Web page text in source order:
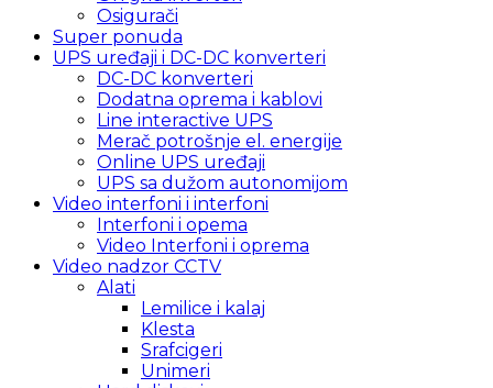
Osigurači
Super ponuda
UPS uređaji i DC-DC konverteri
DC-DC konverteri
Dodatna oprema i kablovi
Line interactive UPS
Merač potrošnje el. energije
Online UPS uređaji
UPS sa dužom autonomijom
Video interfoni i interfoni
Interfoni i opema
Video Interfoni i oprema
Video nadzor CCTV
Alati
Lemilice i kalaj
Klesta
Srafcigeri
Unimeri